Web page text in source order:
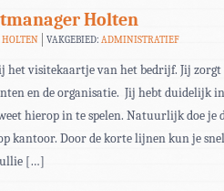
Holten
HOLTEN VAKGEBIED:ADMINISTRATIEF
het visitekaartje van het bedrijf. Jij zorgt
en de organisatie. Jij hebt duidelijk in
hierop in te spelen. Natuurlijk doe je
kantoor. Door de korte lijnen kun je snel
jullie […]